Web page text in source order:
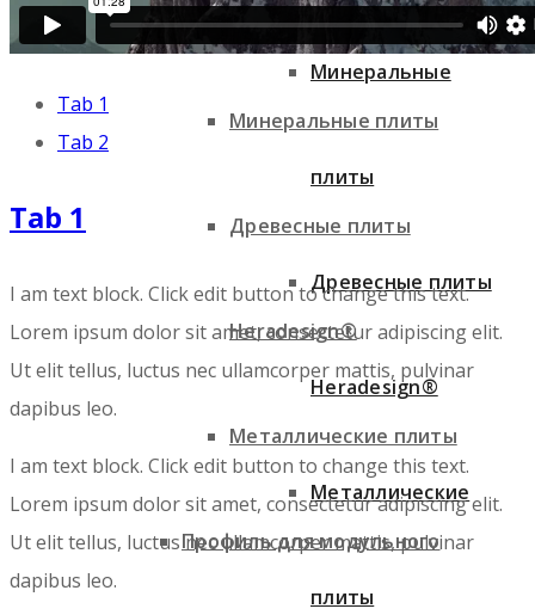
Knauf Ceiling Solutions
Минеральные плиты
Древесные плиты
Heradesign®
Металлические плиты
Профиль для модульного
Минеральные
плиты
Древесные плиты
Heradesign®
Металлические
плиты
Tab 1
Tab 2
Tab 1
I am text block. Click edit button to change this text.
Lorem ipsum dolor sit amet, consectetur adipiscing elit.
Ut elit tellus, luctus nec ullamcorper mattis, pulvinar
dapibus leo.
I am text block. Click edit button to change this text.
Lorem ipsum dolor sit amet, consectetur adipiscing elit.
Ut elit tellus, luctus nec ullamcorper mattis, pulvinar
dapibus leo.